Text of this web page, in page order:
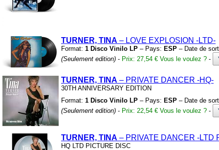
TURNER, TINA – LOVE EXPLOSION -LTD-
Format: 1 Disco Vinilo LP – Pays: ESP – Date de
(Seulement edition) - Prix: 27,54 € Vous le voulez ? -
TURNER, TINA – PRIVATE DANCER -HQ-
30TH ANNIVERSARY EDITION
Format: 1 Disco Vinilo LP – Pays: ESP – Date de
(Seulement edition) - Prix: 22,54 € Vous le voulez ? -
TURNER, TINA – PRIVATE DANCER -LTD
HQ LTD PICTURE DISC